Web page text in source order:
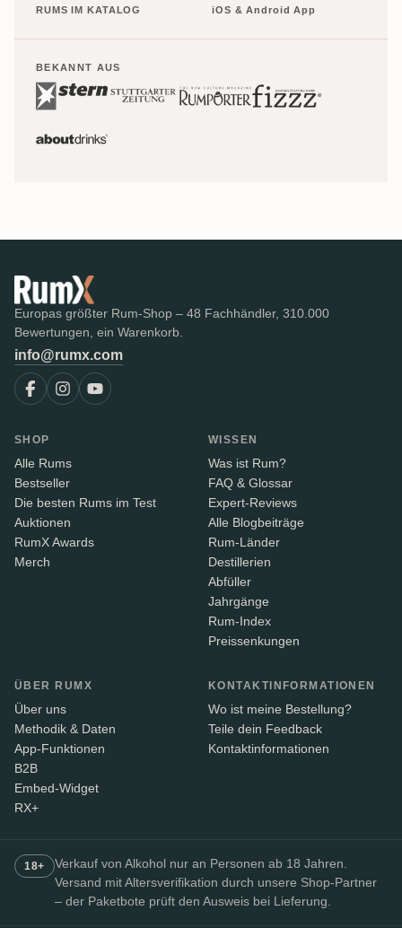
RUMS IM KATALOG iOS & Android App
BEKANNT AUS
Europas größter Rum-Shop – 48 Fachhändler, 310.000
Bewertungen, ein Warenkorb.
info@rumx.com
SHOP
Alle Rums
Bestseller
Die besten Rums im Test
Auktionen
RumX Awards
Merch
WISSEN
Was ist Rum?
FAQ & Glossar
Expert-Reviews
Alle Blogbeiträge
Rum-Länder
Destillerien
Abfüller
Jahrgänge
Rum-Index
Preissenkungen
ÜBER RUMX
Über uns
Methodik & Daten
App-Funktionen
B2B
Embed-Widget
RX+
KONTAKTINFORMATIONEN
Wo ist meine Bestellung?
Teile dein Feedback
Kontaktinformationen
18+
Verkauf von Alkohol nur an Personen ab 18 Jahren.
Versand mit Altersverifikation durch unsere Shop-Partner
– der Paketbote prüft den Ausweis bei Lieferung.